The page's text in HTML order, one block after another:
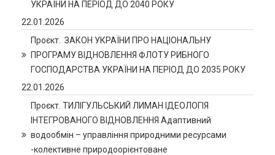
УКРАЇНИ НА ПЕРІОД ДО 2040 РОКУ
22.01.2026
Проєкт. ЗАКОН УКРАЇНИ ПРО НАЦІОНАЛЬНУ
ПРОГРАМУ ВІДНОВЛЕННЯ ФЛОТУ РИБНОГО
ГОСПОДАРСТВА УКРАЇНИ НА ПЕРІОД ДО 2035 РОКУ
22.01.2026
Проєкт. ТИЛІГУЛЬСЬКИЙ ЛИМАН ІДЕОЛОГІЯ
ІНТЕГРОВАНОГО ВІДНОВЛЕННЯ Адаптивний
водообмін – управління природними ресурсами
-колективне природоорієнтоване